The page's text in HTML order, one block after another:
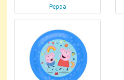
Peppa